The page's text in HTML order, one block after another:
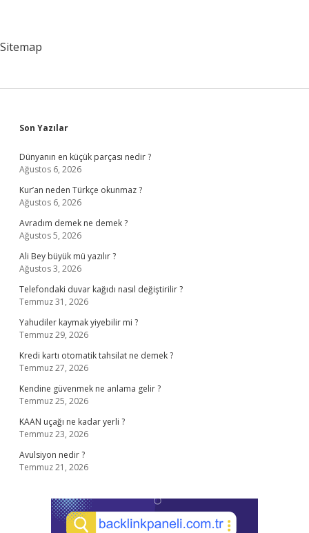
Sitemap
Sidebar
Son Yazılar
Dünyanın en küçük parçası nedir ?
Ağustos 6, 2026
Kur’an neden Türkçe okunmaz ?
Ağustos 6, 2026
Avradım demek ne demek ?
Ağustos 5, 2026
Ali Bey büyük mü yazılır ?
Ağustos 3, 2026
Telefondaki duvar kağıdı nasıl değiştirilir ?
Temmuz 31, 2026
Yahudiler kaymak yiyebilir mi ?
Temmuz 29, 2026
Kredi kartı otomatik tahsilat ne demek ?
Temmuz 27, 2026
Kendine güvenmek ne anlama gelir ?
Temmuz 25, 2026
KAAN uçağı ne kadar yerli ?
Temmuz 23, 2026
Avulsiyon nedir ?
Temmuz 21, 2026